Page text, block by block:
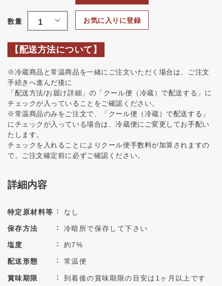
お気に入りに登録
【配送方法について】
※冷蔵商品と常温商品を一緒にご注文いただく場合は、ご注文
手続きへ進んだ後に
「配送方法/お届け詳細」の「クール便（冷蔵）で配送する」に
チェックが入っていることをご確認ください。
※常温商品のみをご注文で、「クール便（冷蔵）で配送する」
にチェックが入っている場合は、冷蔵便にご変更してお手配い
たします。
チェックを入れることによりクール便手数料が加算されますの
で、ご注文確定前に必ずご確認ください。
詳細内容
特定原材料等 なし
保存方法 冷暗所で保存して下さい
塩度 約7%
配送形態 常温便
賞味期限 到着後の賞味期限の目安は1ヶ月以上です